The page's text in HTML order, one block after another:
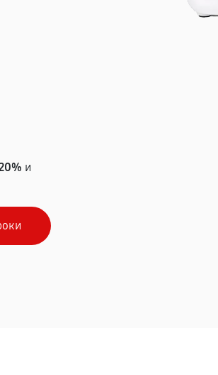
и